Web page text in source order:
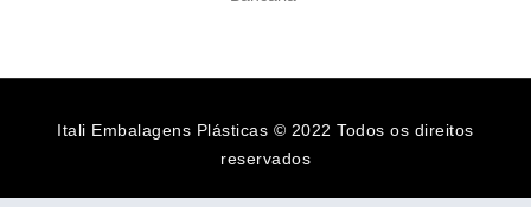
Itali Embalagens Plásticas © 2022 Todos os direitos
reservados